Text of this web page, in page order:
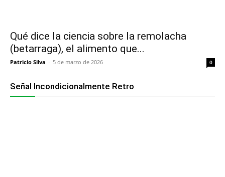
Qué dice la ciencia sobre la remolacha
(betarraga), el alimento que...
Patricio Silva - 5 de marzo de 2026 0
Señal Incondicionalmente Retro